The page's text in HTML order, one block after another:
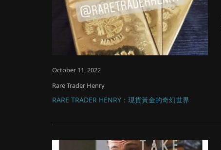
October 11, 2022
Rare Trader Henry
RARE TRADER HENRY：現貨黃金的奇幻世界